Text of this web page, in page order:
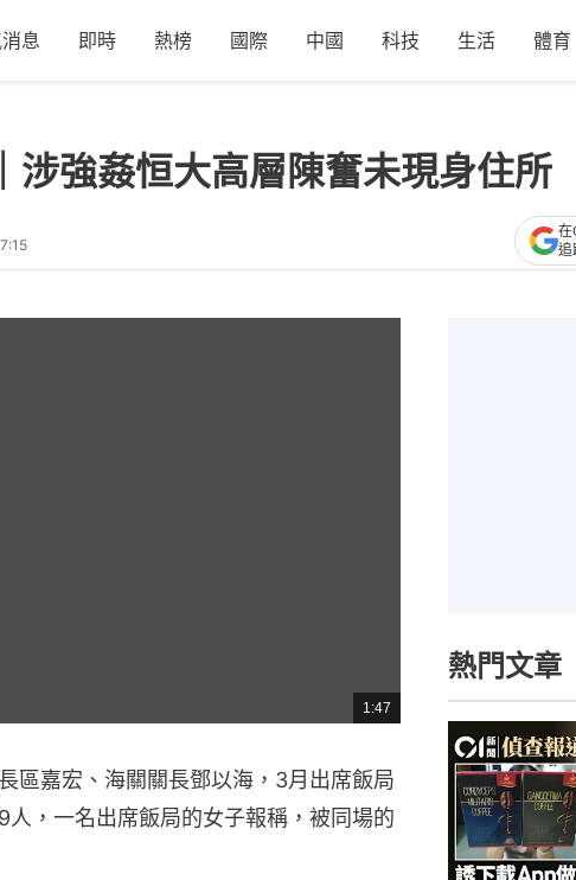
息 即時 熱榜 國際 中國 科技 生活 體育
涉強姦恒大高層陳奮未現身住
在
追
總
共
1:47
區嘉宏、海關關長鄧以海，3月出席飯局
，一名出席飯局的女子報稱，被同場的
熱門文章